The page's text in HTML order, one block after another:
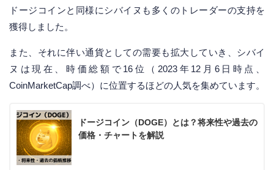
ドージコインと同様にシバイヌも多くのトレーダーの支持を
獲得しました。
また、それに伴い通貨としての需要も拡大していき、シバイ
ヌは現在、時価総額で16位（2023年12月6日時点、
CoinMarketCap調べ）に位置するほどの人気を集めています。
ドージコイン（DOGE）とは？将来性や過去の
価格・チャートを解説